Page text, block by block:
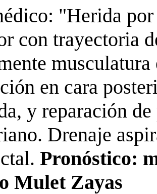
"Herida
con trayectoria
en cara
y reparación
Drenaje
Pronóstico:
Mulet Zayas